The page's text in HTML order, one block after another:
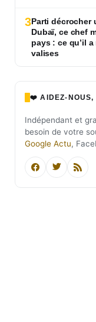
3Parti décrocher
Dubaï, ce chef
pays : ce qu’il
valises
❤️ AIDEZ-NOUS,
Indépendant et
besoin de votre
Google Actu,